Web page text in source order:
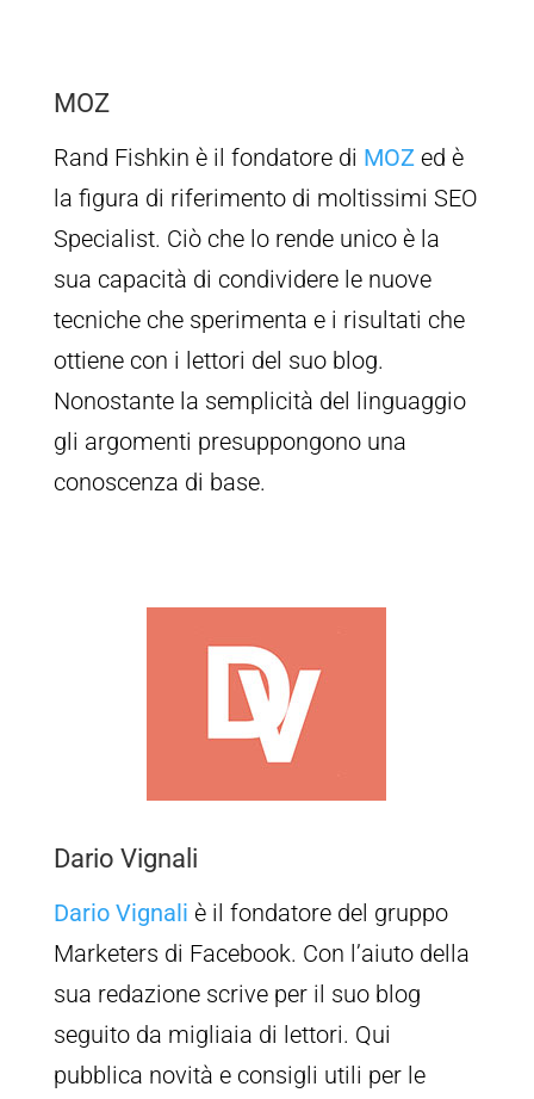
MOZ
Rand Fishkin è il fondatore di MOZed è
la figura di riferimento di moltissimi SEO
Specialist. Ciò che lo rende unico è la
sua capacità di condividere le nuove
tecniche che sperimenta e i risultati che
ottiene con i lettori del suo blog.
Nonostante la semplicità del linguaggio
gli argomenti presuppongono una
conoscenza di base.
Dario Vignali
Dario Vignali è il fondatore del gruppo
Marketers di Facebook. Con l’aiuto della
sua redazione scrive per il suo blog
seguito da migliaia di lettori. Qui
pubblica novità e consigli utili per le